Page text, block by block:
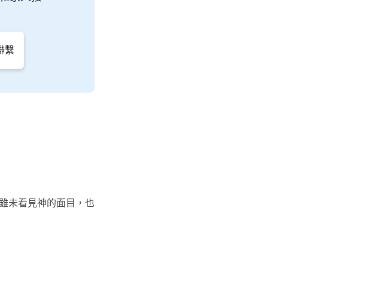
境中，生在神為
的植物與它相
一下人與萬物相
簡單的，人沒有
破壞，不要浪
的，人不要不拿
二的神自己 七》
繫
未看見神的面目，也